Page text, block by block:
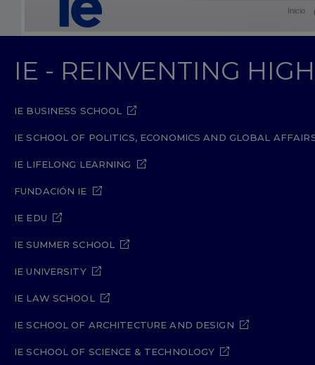
Inicio
IE - REINVENTING
IE BUSINESS SCHOOL
IE SCHOOL OF POLITICS, ECONOMICS AND GLOBAL
IE LIFELONG LEARNING
FUNDACIÓN IE
IE EDU
IE SUMMER SCHOOL
IE UNIVERSITY
IE LAW SCHOOL
IE SCHOOL OF ARCHITECTURE AND DESIGN
IE SCHOOL OF SCIENCE & TECHNOLOGY